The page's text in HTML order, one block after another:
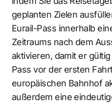
geplanten Zielen
Eurail-Pass innerhalb
Zeitraums nach dem
aktivieren, damit er
Pass vor der ersten
europäischen Bahnhof
außerdem eine